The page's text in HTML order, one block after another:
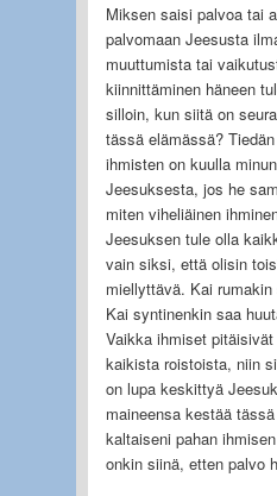
Miksen saisi palvoa tai
palvomaan Jeesusta
muuttumista tai
kiinnittäminen häneen
silloin, kun siitä on
tässä elämässä?
ihmisten on kuulla
Jeesuksesta, jos he
miten viheliäinen
Jeesuksen tule olla
vain siksi, että olisin
miellyttävä. Kai
Kai syntinenkin saa
Vaikka ihmiset
kaikista roistoista, niin
on lupa keskittyä
maineensa kestää
kaltaiseni pahan
onkin siinä, etten palvo